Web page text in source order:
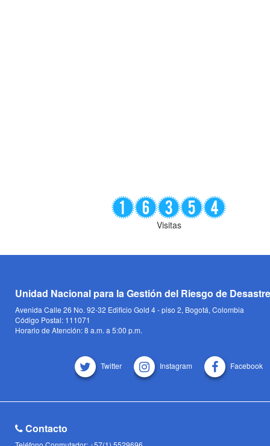
Visitas
Unidad Nacional para la Gestión del Riesgo de
Avenida Calle 26 No. 92-32 Edificio Gold 4 - piso 2, Bogotá, Colombia
Código Postal: 111071
Horario de Atención: 8 a.m. a 5:00 p.m.
Twitter Instagram Facebook
Contacto